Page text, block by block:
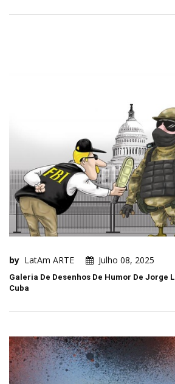
by LatAm ARTE Julho 08, 2025
Galeria De Desenhos De Humor De Jorge
Cuba